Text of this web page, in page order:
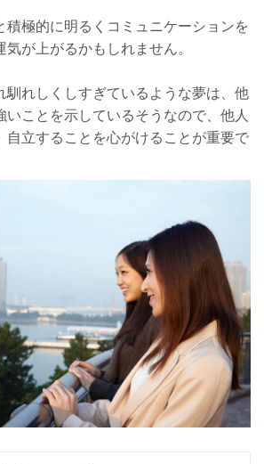
積極的に明るくコミュニケーションを
が上がるかもしれません。
馴れしくしすぎているような夢は、他
いことを示しているそうなので、他人
自立することを心がけることが重要で